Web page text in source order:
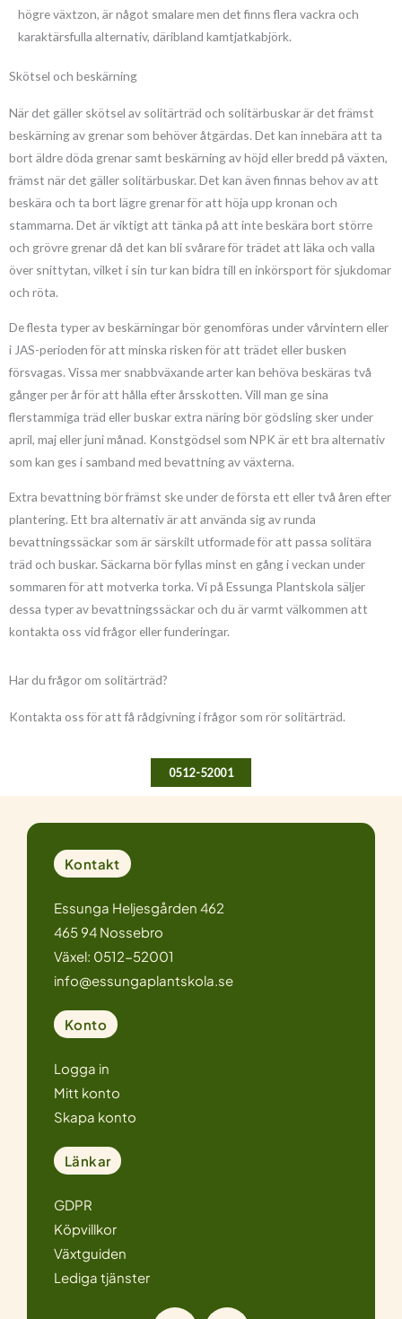
högre växtzon, är något smalare men det finns flera vackra och
karaktärsfulla alternativ, däribland kamtjatkabjörk.
Skötsel och beskärning
När det gäller skötsel av solitärträd och solitärbuskar är det främst
beskärning av grenar som behöver åtgärdas. Det kan innebära att ta
bort äldre döda grenar samt beskärning av höjd eller bredd på växten,
främst när det gäller solitärbuskar. Det kan även finnas behov av att
beskära och ta bort lägre grenar för att höja upp kronan och
stammarna. Det är viktigt att tänka på att inte beskära bort större
och grövre grenar då det kan bli svårare för trädet att läka och valla
över snittytan, vilket i sin tur kan bidra till en inkörsport för sjukdomar
och röta.
De flesta typer av beskärningar bör genomföras under vårvintern eller
i JAS-perioden för att minska risken för att trädet eller busken
försvagas. Vissa mer snabbväxande arter kan behöva beskäras två
gånger per år för att hålla efter årsskotten. Vill man ge sina
flerstammiga träd eller buskar extra näring bör gödsling sker under
april, maj eller juni månad. Konstgödsel som NPK är ett bra alternativ
som kan ges i samband med bevattning av växterna.
Extra bevattning bör främst ske under de första ett eller två åren efter
plantering. Ett bra alternativ är att använda sig av runda
bevattningssäckar som är särskilt utformade för att passa solitära
träd och buskar. Säckarna bör fyllas minst en gång i veckan under
sommaren för att motverka torka. Vi på Essunga Plantskola säljer
dessa typer av bevattningssäckar och du är varmt välkommen att
kontakta oss vid frågor eller funderingar.
Har du frågor om solitärträd?
Kontakta oss för att få rådgivning i frågor som rör solitärträd.
0512-52001
Kontakt
Essunga Heljesgården 462
465 94 Nossebro
Växel: 0512-52001
info@essungaplantskola.se
Konto
Logga in
Mitt konto
Skapa konto
Länkar
GDPR
Köpvillkor
Växtguiden
Lediga tjänster